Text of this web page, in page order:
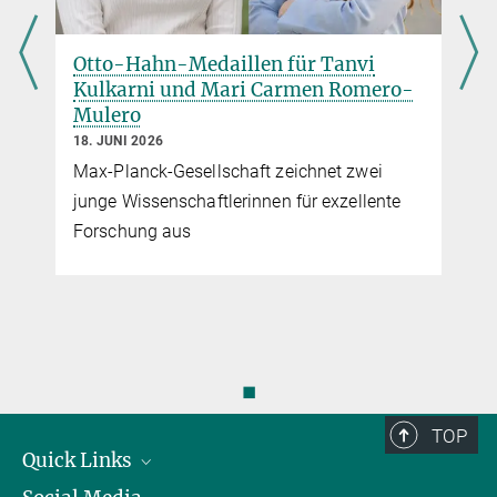
Otto-Hahn-Medaillen für Tanvi
Kulkarni und Mari Carmen Romero-
Mulero
18. JUNI 2026
Max-Planck-Gesellschaft zeichnet zwei
junge Wissenschaftlerinnen für exzellente
Forschung aus
◼
TOP
Quick Links